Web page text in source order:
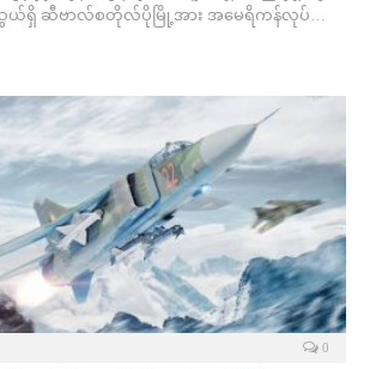
းဆွယ်ရှိ ဆီဗာလ်စတိုလ်ပိုမြို့အား အမေရိကန်လုပ်…
0